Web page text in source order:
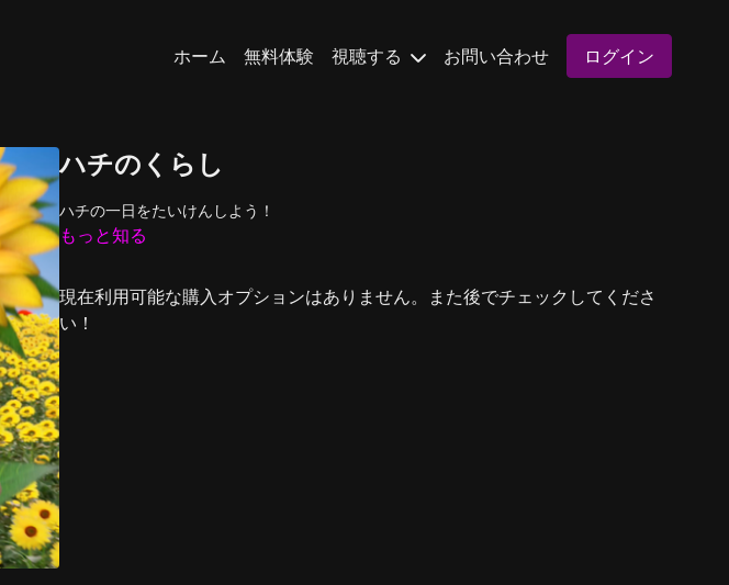
ホーム 無料体験 視聴する お問い合わせ ログイン
ハチのくらし
ハチの一日をたいけんしよう！
もっと知る
現在利用可能な購入オプションはありません。また後でチェックしてくださ
い！